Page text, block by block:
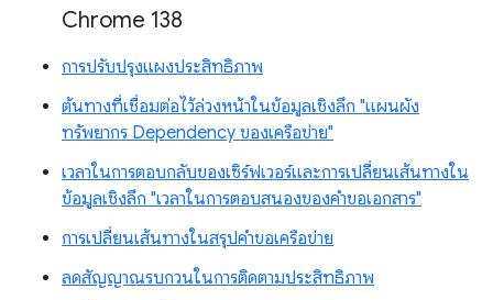
Chrome 138
การปรับปรุงแผงประสิทธิภาพ
ต้นทางที่เชื่อมต่อไว้ล่วงหน้าในข้อมูลเชิงลึก "แผนผัง
ทรัพยากร Dependency ของเครือข่าย"
เวลาในการตอบกลับของเซิร์ฟเวอร์และการเปลี่ยนเส้นทางใน
ข้อมูลเชิงลึก "เวลาในการตอบสนองของคำขอเอกสาร"
การเปลี่ยนเส้นทางในสรุปคำขอเครือข่าย
ลดสัญญาณรบกวนในการติดตามประสิทธิภาพ